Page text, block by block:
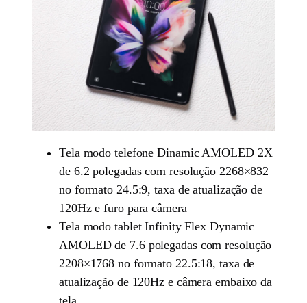
Tela modo telefone Dinamic AMOLED 2X
de 6.2 polegadas com resolução 2268×832
no formato 24.5:9, taxa de atualização de
120Hz e furo para câmera
Tela modo tablet Infinity Flex Dynamic
AMOLED de 7.6 polegadas com resolução
2208×1768 no formato 22.5:18, taxa de
atualização de 120Hz e câmera embaixo da
tela